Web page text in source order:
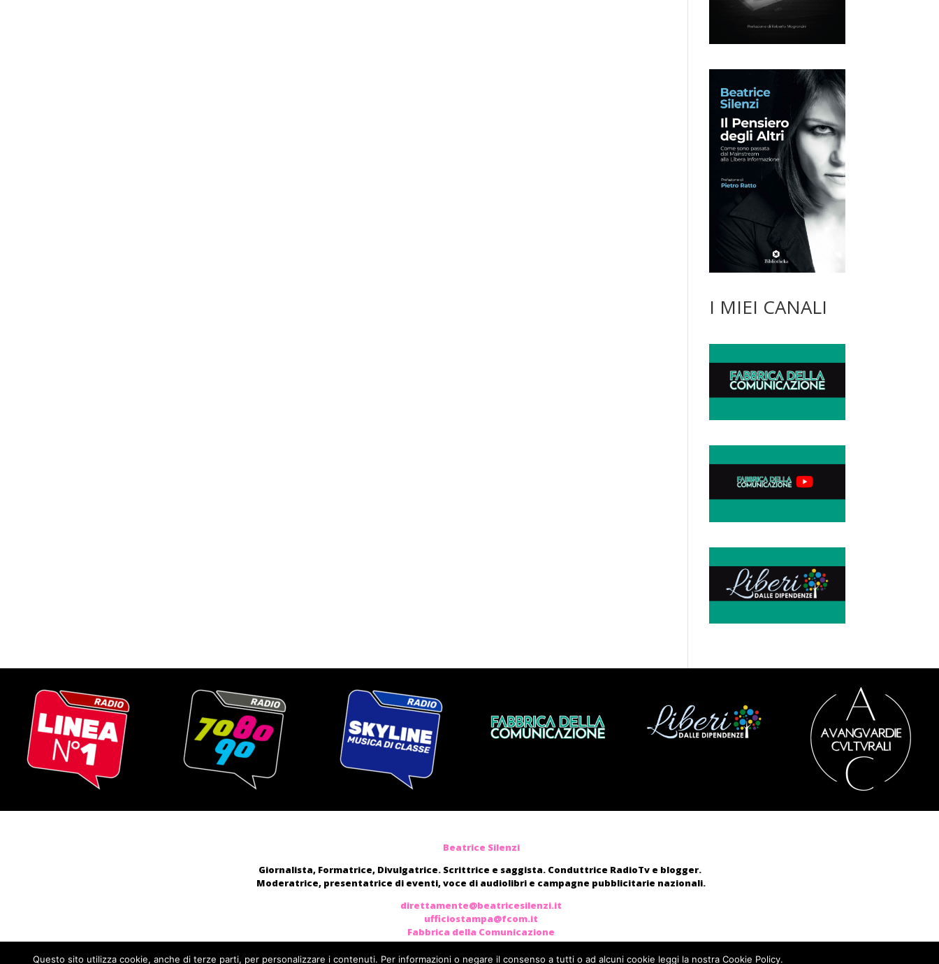
I MIEI CANALI
Beatrice Silenzi
Giornalista, Formatrice, Divulgatrice. Scrittrice e saggista. Conduttrice RadioTv e blogger.
Moderatrice, presentatrice di eventi, voce di audiolibri e campagne pubblicitarie nazionali.
direttamente@beatricesilenzi.it
ufficiostampa@fcom.it
Fabbrica della Comunicazione
Questo sito utilizza cookie, anche di terze parti, per personalizzare i contenuti. Per informazioni o negare il consenso a tutti o ad alcuni cookie leggi la nostra Cookie Policy.